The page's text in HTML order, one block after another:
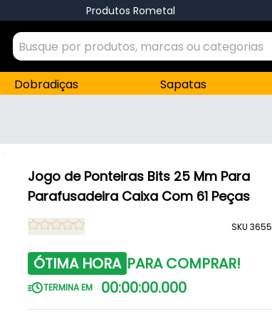
Produtos Rometal
Dobradiças Sapatas
Jogo de Ponteiras Bits 25 Mm Para
Parafusadeira Caixa Com 61 Peças
SKU 3655
ÓTIMA HORA PARA COMPRAR!
TERMINA EM 00:00:00.000